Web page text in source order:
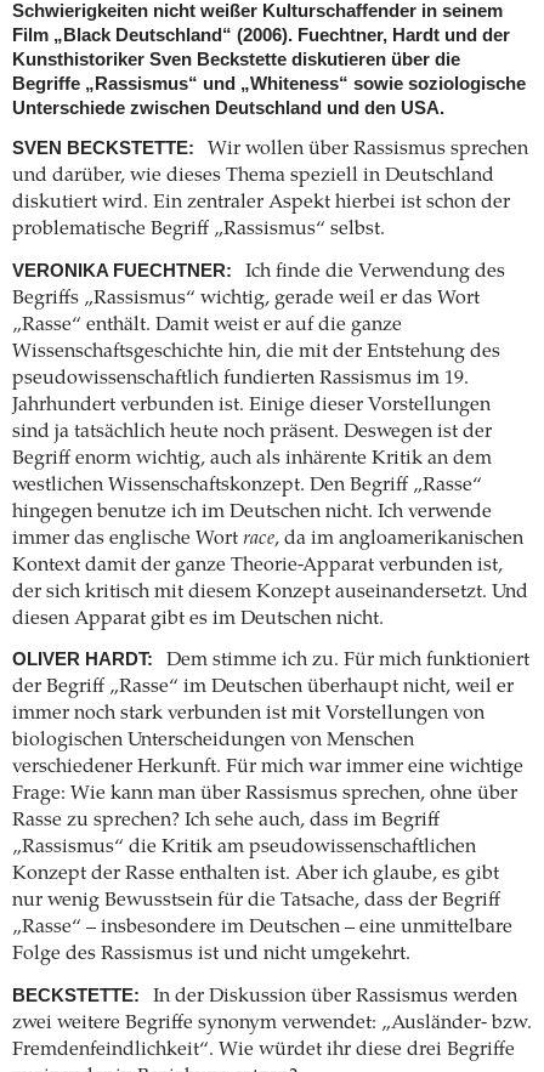
Schwierigkeiten nicht weißer Kulturschaffender in seinem
Film „Black Deutschland“ (2006). Fuechtner, Hardt und der
Kunsthistoriker Sven Beckstette diskutieren über die
Begriffe „Rassismus“ und „Whiteness“ sowie soziologische
Unterschiede zwischen Deutschland und den USA.
SVEN BECKSTETTE:
Wir wollen über Rassismus sprechen
und darüber, wie dieses Thema speziell in Deutschland
diskutiert wird. Ein zentraler Aspekt hierbei ist schon der
problematische Begriff „Rassismus“ selbst.
VERONIKA FUECHTNER:
Ich finde die Verwendung des
Begriffs „Rassismus“ wichtig, gerade weil er das Wort
„Rasse“ enthält. Damit weist er auf die ganze
Wissenschaftsgeschichte hin, die mit der Entstehung des
pseudowissenschaftlich fundierten Rassismus im 19.
Jahrhundert verbunden ist. Einige dieser Vorstellungen
sind ja tatsächlich heute noch präsent. Deswegen ist der
Begriff enorm wichtig, auch als inhärente Kritik an dem
westlichen Wissenschaftskonzept. Den Begriff „Rasse“
hingegen benutze ich im Deutschen nicht. Ich verwende
immer das englische Wort race, da im angloamerikanischen
Kontext damit der ganze Theorie-Apparat verbunden ist,
der sich kritisch mit diesem Konzept auseinandersetzt. Und
diesen Apparat gibt es im Deutschen nicht.
OLIVER HARDT:
Dem stimme ich zu. Für mich funktioniert
der Begriff „Rasse“ im Deutschen überhaupt nicht, weil er
immer noch stark verbunden ist mit Vorstellungen von
biologischen Unterscheidungen von Menschen
verschiedener Herkunft. Für mich war immer eine wichtige
Frage: Wie kann man über Rassismus sprechen, ohne über
Rasse zu sprechen? Ich sehe auch, dass im Begriff
„Rassismus“ die Kritik am pseudowissenschaftlichen
Konzept der Rasse enthalten ist. Aber ich glaube, es gibt
nur wenig Bewusstsein für die Tatsache, dass der Begriff
„Rasse“ – insbesondere im Deutschen – eine unmittelbare
Folge des Rassismus ist und nicht umgekehrt.
BECKSTETTE:
In der Diskussion über Rassismus werden
zwei weitere Begriffe synonym verwendet: „Ausländer- bzw.
Fremdenfeindlichkeit“. Wie würdet ihr diese drei Begriffe